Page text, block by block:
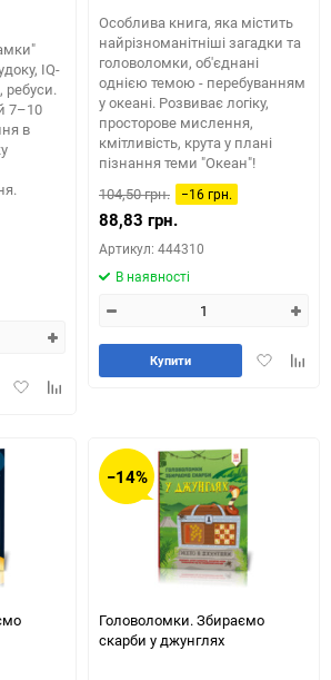
IQ-
ребуси.
7–10
в
ДодатиДодайте
порівняння
Особлива книга, яка містить
найрізноманітніші загадки та
головоломки, об'єднані
однією темою - перебуванням
у океані. Розвиває логіку,
просторове мислення,
кмітливість, крута у плані
пізнання теми "Океан"!
104,50 грн.
−16 грн.
88,83 грн.
Артикул: 444310
В наявності
Додати
Купити
−14%
Головоломки. Збираємо
скарби у джунглях